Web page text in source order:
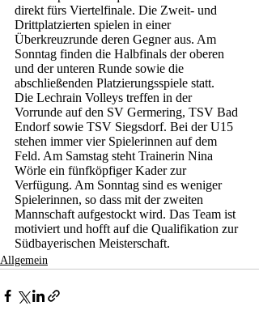
direkt fürs Viertelfinale. Die Zweit- und
Drittplatzierten spielen in einer
Überkreuzrunde deren Gegner aus. Am
Sonntag finden die Halbfinals der oberen
und der unteren Runde sowie die
abschließenden Platzierungsspiele statt.
Die Lechrain Volleys treffen in der
Vorrunde auf den SV Germering, TSV Bad
Endorf sowie TSV Siegsdorf. Bei der U15
stehen immer vier Spielerinnen auf dem
Feld. Am Samstag steht Trainerin Nina
Wörle ein fünfköpfiger Kader zur
Verfügung. Am Sonntag sind es weniger
Spielerinnen, so dass mit der zweiten
Mannschaft aufgestockt wird. Das Team ist
motiviert und hofft auf die Qualifikation zur
Südbayerischen Meisterschaft.
Allgemein